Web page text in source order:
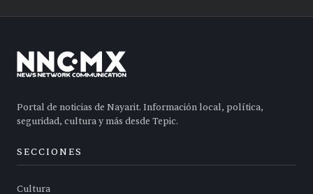
Portal de noticias de Nayarit. Información local, política,
seguridad, cultura y más desde Tepic.
SECCIONES
Cultura